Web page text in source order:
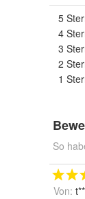
5
4
3
2
1
So
Von: